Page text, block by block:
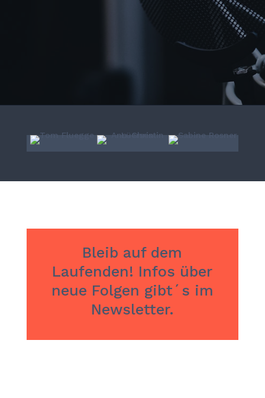
Bleib auf dem
Laufenden! Infos über
neue Folgen gibt´s im
Newsletter.